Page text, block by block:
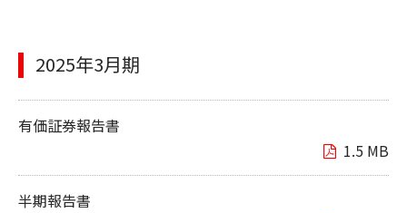
2025年3月期
有価証券報告書
1.5 MB
半期報告書